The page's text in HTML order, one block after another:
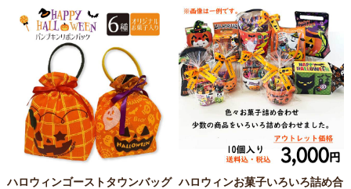
ハロウィンゴーストタウンバッグ ハロウィンお菓子いろいろ詰め合